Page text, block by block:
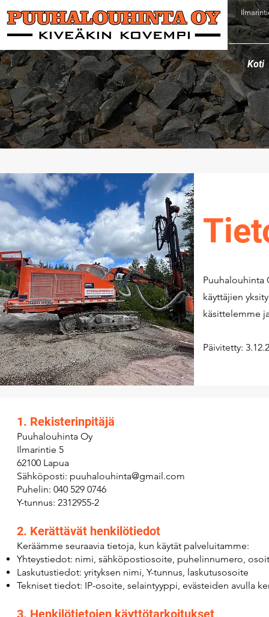
Koti
Puuhalouhinta
käyttäjien
käsittelemme
Päivitetty:
1. Rekisterinpitäjä
Puuhalouhinta Oy
Ilmarintie 5
62100 Lapua
Sähköposti: puuhalouhinta@gmail.com
Puhelin: 040 529 0746
Y-tunnus: 2312955-2
2. Kerättävät henkilötiedot
Keräämme seuraavia tietoja, kun käytät palveluitamme:
Yhteystiedot: nimi, sähköpostiosoite, puhelinnumero,
Laskutustiedot: yrityksen nimi, Y-tunnus, laskutusosoite
Tekniset tiedot: IP-osoite, selaintyyppi, evästeiden avulla
3. Henkilötietojen käyttötarkoitukset